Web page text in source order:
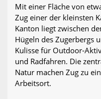
Mit einer Fläche von
Zug einer der kleinsten
Kanton liegt zwischen
Hügeln des Zugerbergs
Kulisse für Outdoor-
und Radfahren. Die
Natur machen Zug zu
Arbeitsort.